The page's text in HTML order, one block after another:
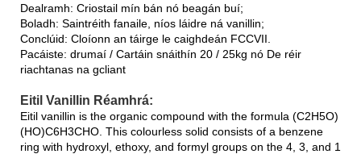
Dealramh: Criostail mín bán nó beagán buí;
Boladh: Saintréith fanaile, níos láidre ná vanillin;
Conclúid: Cloíonn an táirge le caighdeán FCCVII.
Pacáiste: drumaí / Cartáin snáithín 20 / 25kg nó De réir
riachtanas na gcliant
Eitil Vanillin Réamhrá:
Eitil vanillin is the organic compound with the formula (C2H5O)
(HO)C6H3CHO. This colourless solid consists of a benzene
ring with hydroxyl, ethoxy, and formyl groups on the 4, 3, and 1